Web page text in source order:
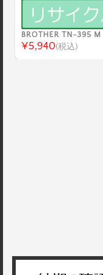
BROTHER TN-395 M
¥5,940(税込)